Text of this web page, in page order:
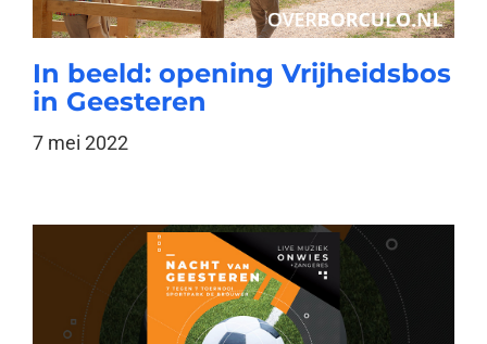
In beeld: opening Vrijheidsbos
in Geesteren
7 mei 2022